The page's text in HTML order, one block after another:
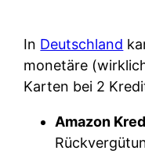
In Deutschland
monetäre
Karten bei 2
Amazon